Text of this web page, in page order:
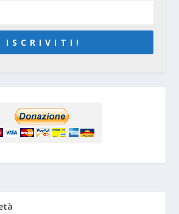
I S C R I V I T I !